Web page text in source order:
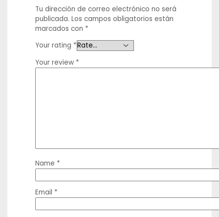
Tu dirección de correo electrónico no será
publicada. Los campos obligatorios están
marcados con *
Your rating *
Your review *
Name *
Email *